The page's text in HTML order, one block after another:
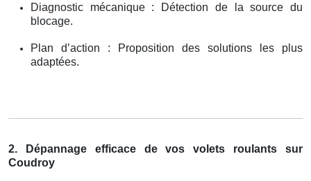
Diagnostic mécanique : Détection de la source du
blocage.
Plan d’action : Proposition des solutions les plus
adaptées.
2. Dépannage efficace de vos volets roulants sur
Coudroy